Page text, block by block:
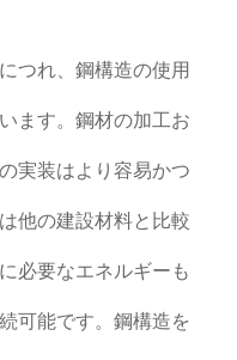
つれ、鋼構造の使用
ます。鋼材の加工お
実装はより容易かつ
他の建設材料と比較
必要なエネルギーも
可能です。鋼構造を